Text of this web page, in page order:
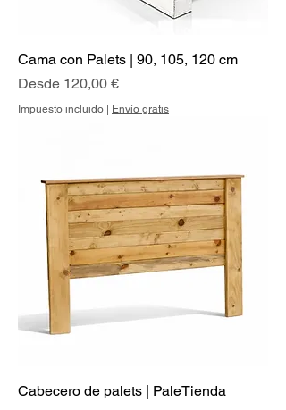
Cama con Palets | 90, 105, 120 cm
Desde 120,00 €
Precio de oferta
Impuesto incluido Envío gratis
Cabecero de palets | PaleTienda